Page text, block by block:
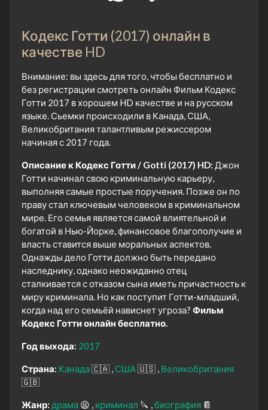
Кодекс Готти (2017) онлайн в
качестве HD
Внимание: вы здесь для того, чтобы бесплатно и
без регистрации смотреть онлайн Фильм Кодекс
Готти 2017 в хорошем HD качестве и на русском
языке. Сьемки происходили в Канада, США,
Великобритания талантливым режиссером
начиная с 2017 года.
Описание к Кодекс Готти / Gotti (2017) HD: Джон
Готти начинал свою криминальную карьеру,
выполняя самые простые поручения. Позже он по
праву стал ключевым человеком в криминальном
мире. Его семья является самой влиятельной и
богатой в Нью-Йорке, финансовое благополучие и
власть ставится выше моральных аспектов.
Однажды дело Готти должно быть передано
наследнику, однако неожиданно отец
сталкивается с отказом сына иметь причастность к
миру криминала. Но как поступит Готти-младший,
когда над его семьёй нависнет угроза? Фильм
Кодекс Готти онлайн бесплатно.
Год выхода: 2017
Страна: Канада🇨🇦 США🇺🇸 Великобритания
🇬🇧
Жанр: драма 😫 криминал 🔪 биография 📔